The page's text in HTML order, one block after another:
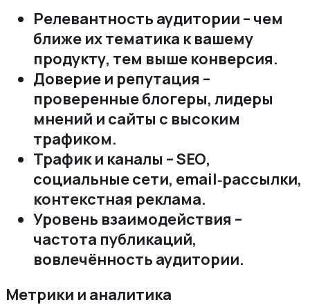
Релевантность аудитории – чем
ближе их тематика к вашему
продукту‚ тем выше конверсия.
Доверие и репутация –
проверенные блогеры‚ лидеры
мнений и сайты с высоким
трафиком.
Трафик и каналы – SEO‚
социальные сети‚ email‑рассылки‚
контекстная реклама.
Уровень взаимодействия –
частота публикаций‚
вовлечённость аудитории.
Метрики и аналитика